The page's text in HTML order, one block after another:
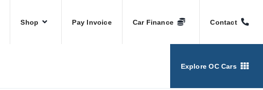
Shop Pay Invoice Car Finance Contact
Explore OC Cars